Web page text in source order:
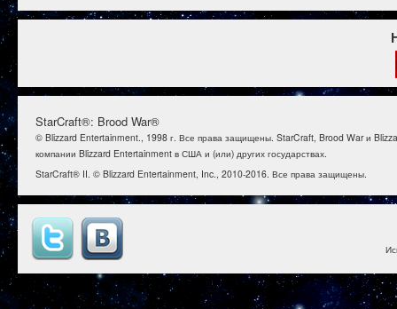
StarCraft®: Brood War®
© Blizzard Entertainment., 1998 г. Все права защищены. StarCraft, Brood War и
компании Blizzard Entertainment в США и (или) других государствах.
StarCraft® II. © Blizzard Entertainment, Inc., 2010-2016. Все права защищены.